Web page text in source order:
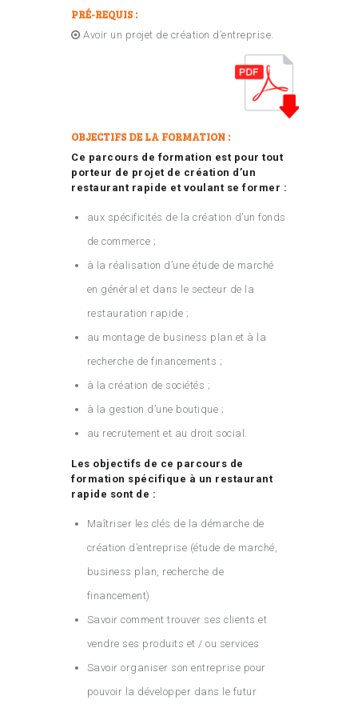
PRÉ-REQUIS :
Avoir un projet de création d’entreprise.
OBJECTIFS DE LA FORMATION :
Ce parcours de formation est pour tout
porteur de projet de création d’un
restaurant rapide et voulant se former :
aux spécificités de la création d’un fonds
de commerce ;
à la réalisation d’une étude de marché
en général et dans le secteur de la
restauration rapide ;
au montage de business plan et à la
recherche de financements ;
à la création de sociétés ;
à la gestion d’une boutique ;
au recrutement et au droit social.
Les objectifs de ce parcours de
formation spécifique à un restaurant
rapide sont de :
Maîtriser les clés de la démarche de
création d’entreprise (étude de marché,
business plan, recherche de
financement)
Savoir comment trouver ses clients et
vendre ses produits et / ou services
Savoir organiser son entreprise pour
pouvoir la développer dans le futur